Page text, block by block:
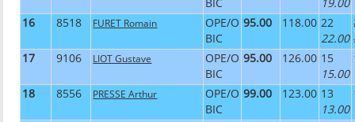
BIC 19.00
16
8518 FURET Romain
OPE/O
BIC
95.00 118.00 22
22.00
17
9106 LIOT Gustave
OPE/O
BIC
95.00 126.00 15
15.00
18
8556 PRESSE Arthur
OPE/O
BIC
99.00 123.00 13
13.00